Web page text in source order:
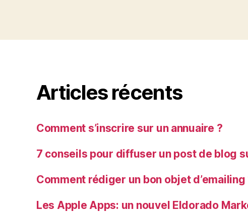
Articles récents
Comment s’inscrire sur un annuaire ?
7 conseils pour diffuser un post de blog
Comment rédiger un bon objet d’emailing
Les Apple Apps: un nouvel Eldorado